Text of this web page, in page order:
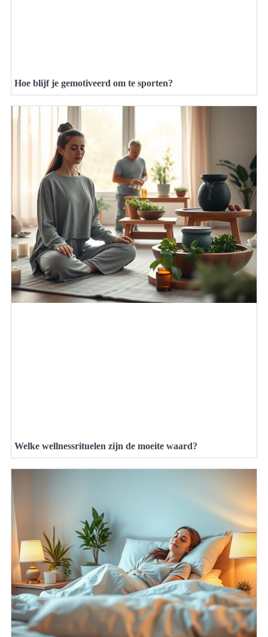
Hoe blijf je gemotiveerd om te sporten?
Welke wellnessrituelen zijn de moeite waard?